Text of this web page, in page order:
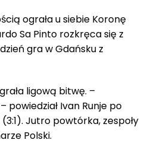
ograła u siebie Koronę
Sa Pinto rozkręca się z
gra w Gdańsku z
ligową bitwę. –
powiedział Ivan Runje po
Jutro powtórka, zespoły
Polski.